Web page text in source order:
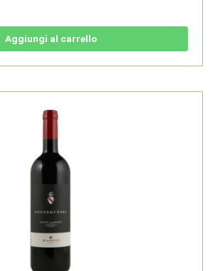
Aggiungi al carrello